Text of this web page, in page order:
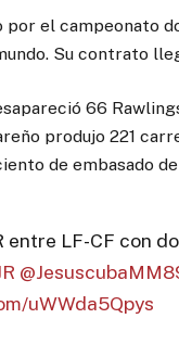
el campeonato
Su contrato
66
produjo 221
de embasado
LF-CF con
uWWda5Qpys